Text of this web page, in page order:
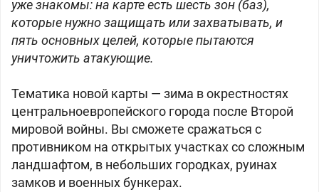
уже знакомы: на карте есть шесть зон (баз),
которые нужно защищать или захватывать, и
пять основных целей, которые пытаются
уничтожить атакующие.
Тематика новой карты — зима в окрестностях
центральноевропейского города после Второй
мировой войны. Вы сможете сражаться с
противником на открытых участках со сложным
ландшафтом, в небольших городках, руинах
замков и военных бункерах.